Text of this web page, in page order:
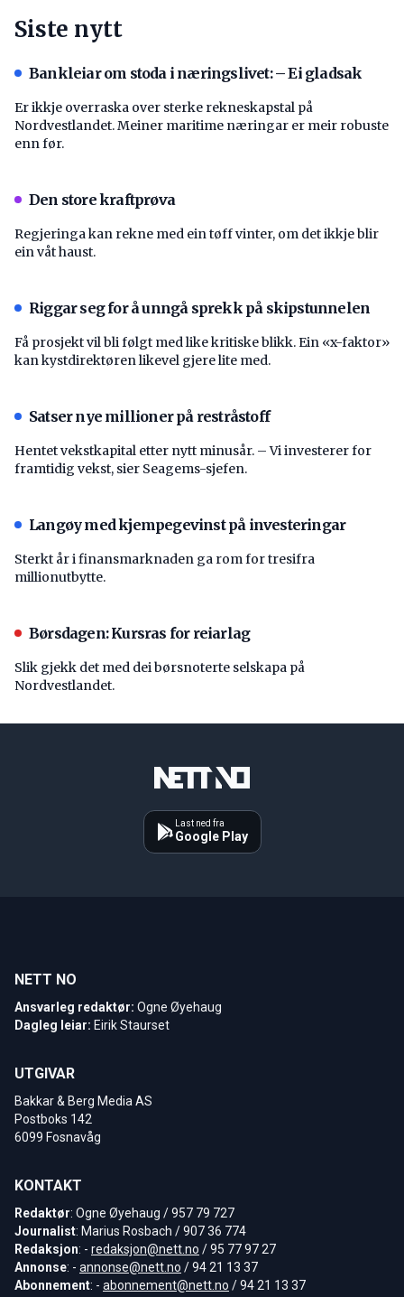
Siste nytt
Bankleiar om stoda i næringslivet: – Ei gladsak
Er ikkje overraska over sterke rekneskapstal på
Nordvestlandet. Meiner maritime næringar er meir robuste
enn før.
Den store kraftprøva
Regjeringa kan rekne med ein tøff vinter, om det ikkje blir
ein våt haust.
Riggar seg for å unngå sprekk på skipstunnelen
Få prosjekt vil bli følgt med like kritiske blikk. Ein «x-faktor»
kan kystdirektøren likevel gjere lite med.
Satser nye millioner på restråstoff
Hentet vekstkapital etter nytt minusår. – Vi investerer for
framtidig vekst, sier Seagems-sjefen.
Langøy med kjempegevinst på investeringar
Sterkt år i finansmarknaden ga rom for tresifra
millionutbytte.
Børsdagen: Kursras for reiarlag
Slik gjekk det med dei børsnoterte selskapa på
Nordvestlandet.
Last ned fra
Google Play
NETT NO
Ansvarleg redaktør: Ogne Øyehaug
Dagleg leiar: Eirik Staurset
UTGIVAR
Bakkar & Berg Media AS
Postboks 142
6099 Fosnavåg
KONTAKT
Redaktør: Ogne Øyehaug / 957 79 727
Journalist: Marius Rosbach / 907 36 774
Redaksjon: - redaksjon@nett.no / 95 77 97 27
Annonse: - annonse@nett.no / 94 21 13 37
Abonnement: - abonnement@nett.no / 94 21 13 37